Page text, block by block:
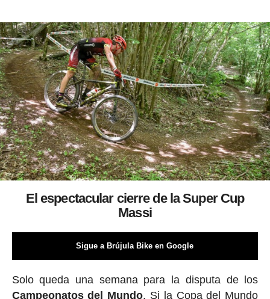
El espectacular cierre de la Super Cup
Massi
Sigue a Brújula Bike en Google
Solo queda una semana para la disputa de los
Campeonatos del Mundo. Si la Copa del Mundo